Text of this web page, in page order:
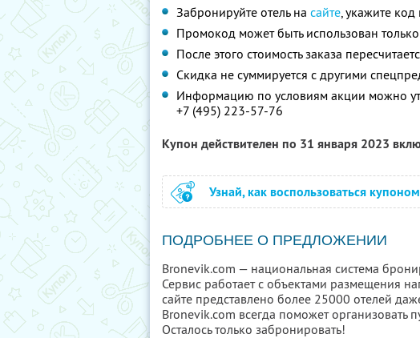
Забронируйте отель на сайте, укажите
Промокод может быть использован
После этого стоимость заказа
Скидка не суммируется с другими
Информацию по условиям акции можно
+7 (495) 223-57-76
Купон действителен по 31 января 2023
Узнай, как воспользоваться купоном
ПОДРОБНЕЕ О ПРЕДЛОЖЕНИИ
Bronevik.com — национальная система
Сервис работает с объектами размещения
сайте представлено более 25000 отелей
Bronevik.com всегда поможет организовать
Осталось только забронировать!